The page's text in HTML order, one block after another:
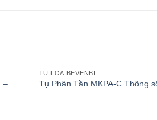
to
–
TỤ LOA BEVENBI
Tụ Phân Tần MKPA-C Thông